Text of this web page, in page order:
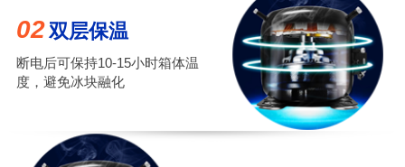
02双层保温
断电后可保持10-15小时箱体温
度，避免冰块融化